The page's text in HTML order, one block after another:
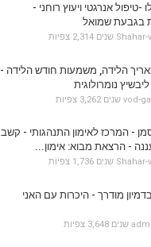
-טיפול אנרגטי ויעוץ רוחני -
בגבעת שמואל
Shahar- 2,314 צפיות
הלידה, משמעות חודש הלידה -
ליבשיץ נומרולוגית
vod- 3,262 צפיות
- המרכז לאימון התנהגותי - קשב
- הרצאת מבוא: אימון...
Shahar- 1,736 צפיות
מודרך - היכרות עם האני
3,648 צפיות